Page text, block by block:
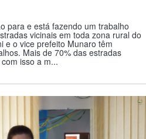
para e está fazendo um trabalho
vicinais em toda zona rural do
e o vice prefeito Munaro têm
Mais de 70% das estradas
isso a m...